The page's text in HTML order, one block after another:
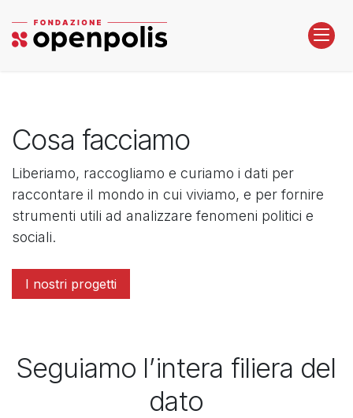
Cosa facciamo
Liberiamo, raccogliamo e curiamo i dati per
raccontare il mondo in cui viviamo, e per fornire
strumenti utili ad analizzare fenomeni politici e
sociali.
I nostri progetti
Seguiamo l’intera filiera del
dato